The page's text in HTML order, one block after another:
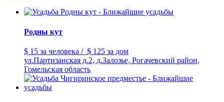
Родны кут
$ 15 за человека / $ 125 за дом
ул.Партизанская д.2, д.Залозье, Рогачевский район,
Гомельская область